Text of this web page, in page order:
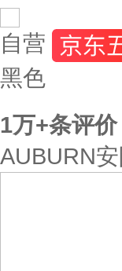
自营
黑色
1万+条评价
AUBURN